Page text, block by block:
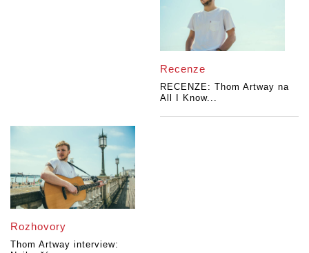
Recenze
RECENZE: Thom Artway na
All I Know...
Rozhovory
Thom Artway interview: